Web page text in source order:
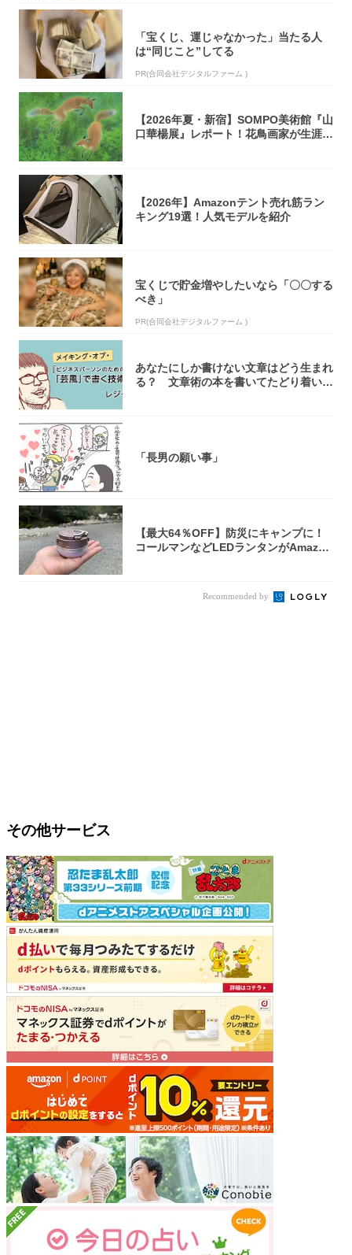
「宝くじ、運じゃなかった」当たる人
は“同じこと”してる
PR(合同会社デジタルファーム )
【2026年夏・新宿】SOMPO美術館『山
口華楊展』レポート！花鳥画家が生涯描
【2026年】Amazonテント売れ筋ラン
キング19選！人気モデルを紹介
宝くじで貯金増やしたいなら「〇〇する
べき」
PR(合同会社デジタルファーム )
あなたにしか書けない文章はどう生まれ
る？ 文章術の本を書いてたどり着いた
「長男の願い事」
【最大64％OFF】防災にキャンプに！
コールマンなどLEDランタンがAmazo
Recommended by
その他サービス